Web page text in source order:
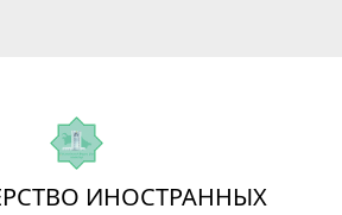
ИНОСТРАННЫХ